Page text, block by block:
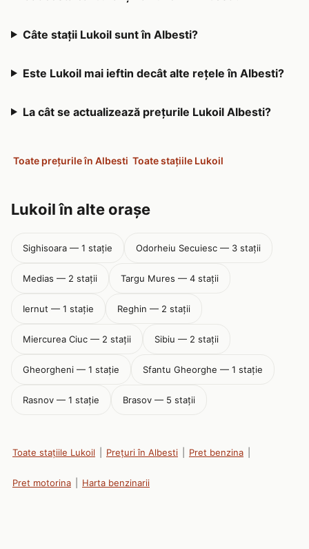
Câte stații Lukoil sunt în Albesti?
Este Lukoil mai ieftin decât alte rețele în Albesti?
La cât se actualizează prețurile Lukoil Albesti?
Toate prețurile în Albesti Toate stațiile Lukoil
Lukoil în alte orașe
Sighisoara — 1 stație Odorheiu Secuiesc — 3 stații
Medias — 2 stații Targu Mures — 4 stații
Iernut — 1 stație Reghin — 2 stații
Miercurea Ciuc — 2 stații Sibiu — 2 stații
Gheorgheni — 1 stație Sfantu Gheorghe — 1 stație
Rasnov — 1 stație Brasov — 5 stații
Toate stațiile Lukoil Prețuri în Albesti Pret benzina
Pret motorina Harta benzinarii